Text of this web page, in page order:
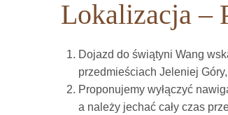
Lokalizacja –
Dojazd do świątyni Wang
przedmieściach Jeleniej
Proponujemy wyłączyć
a należy jechać cały czas